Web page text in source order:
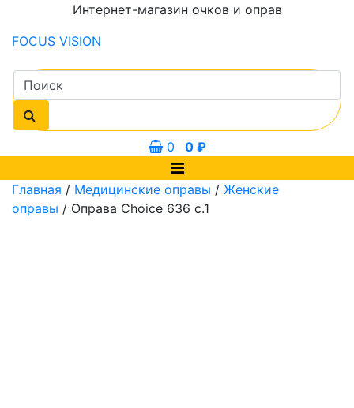
Интернет-магазин очков и оправ
FOCUS VISION
0 0 ₽
Главная / Медицинские оправы / Женские
оправы / Оправа Choice 636 с.1